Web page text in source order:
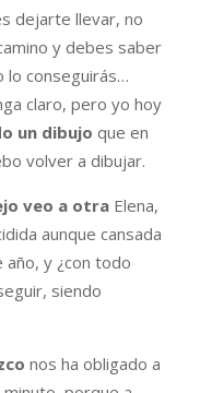
dejarte llevar, no
y debes saber
lo conseguirás…
claro, pero yo hoy
un dibujo que en
volver a dibujar.
veo a otra Elena,
aunque cansada
y ¿con todo
siendo
nos ha obligado a